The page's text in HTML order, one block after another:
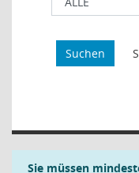
Sie müssen